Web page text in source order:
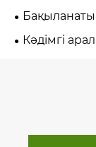
Кәдімгі